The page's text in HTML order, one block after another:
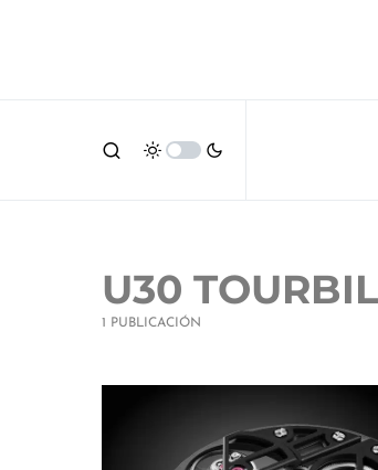
U30
1 PUBLICACIÓN